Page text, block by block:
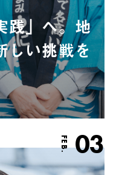
践」へ。地
しい挑戦を
FEB. 03